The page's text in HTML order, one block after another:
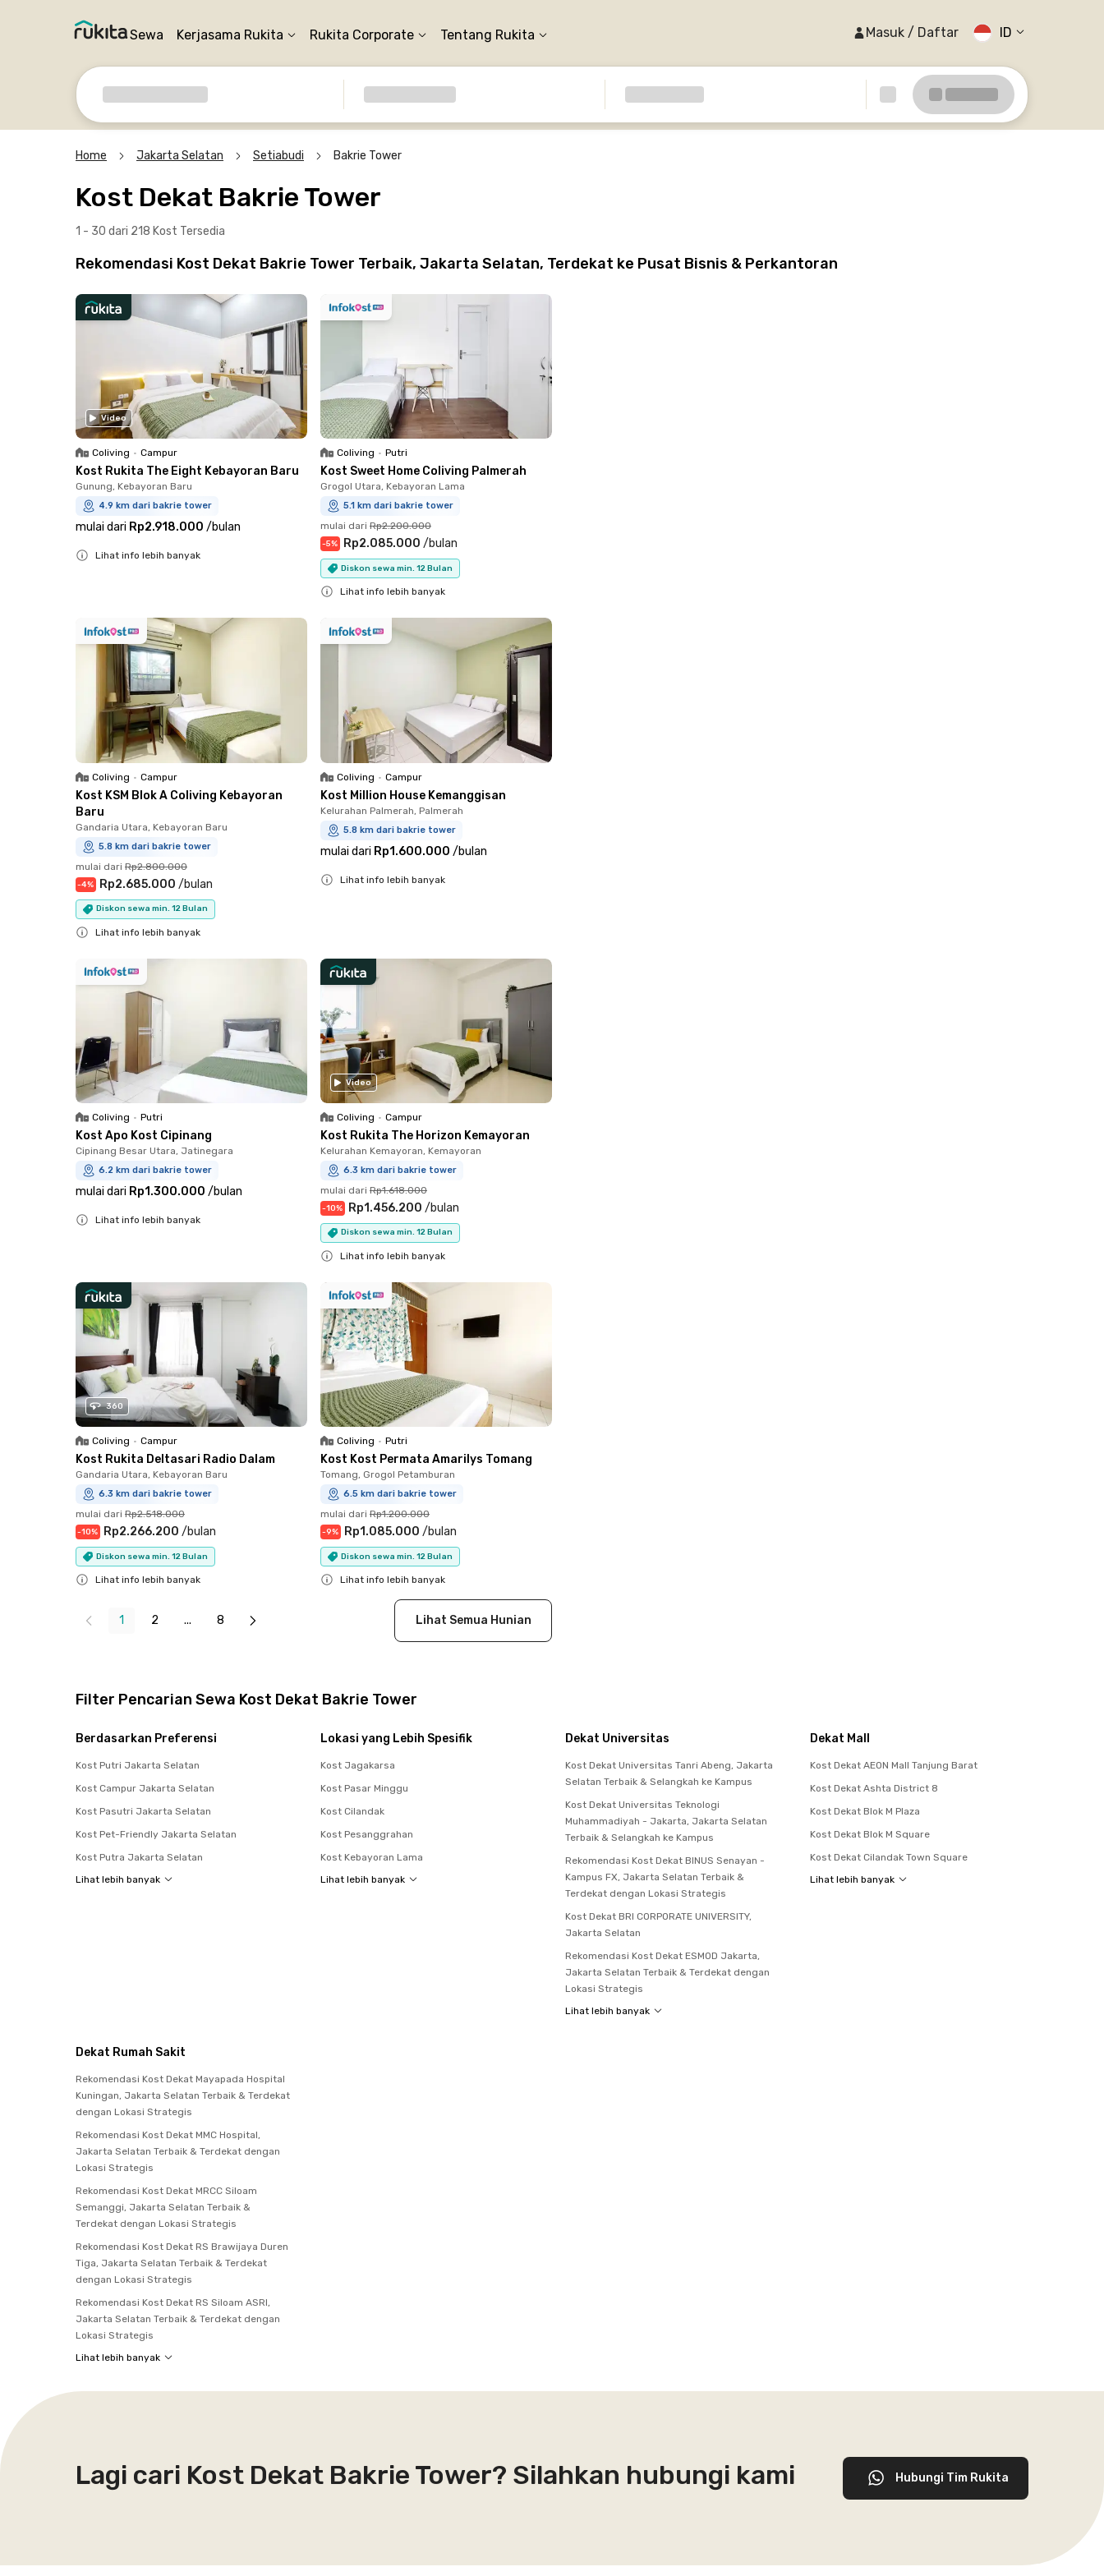
Sewa Kerjasama Rukita Rukita Corporate Tentang Rukita Masuk / Daftar ID
Home Jakarta Selatan Setiabudi Bakrie Tower
Kost Dekat Bakrie Tower
1 - 30 dari 218 Kost Tersedia
Rekomendasi Kost Dekat Bakrie Tower Terbaik, Jakarta Selatan, Terdekat ke Pusat Bisnis & Perkantoran
Video
Coliving • Campur
Kost Rukita The Eight Kebayoran Baru
Gunung, Kebayoran Baru
4.9 km dari bakrie tower
mulai dari Rp2.918.000 /bulan
Lihat info lebih banyak
Coliving • Putri
Kost Sweet Home Coliving Palmerah
Grogol Utara, Kebayoran Lama
5.1 km dari bakrie tower
mulai dari Rp2.200.000
-5% Rp2.085.000 /bulan
Diskon sewa min. 12 Bulan
Lihat info lebih banyak
Coliving • Campur
Kost KSM Blok A Coliving Kebayoran
Baru
Gandaria Utara, Kebayoran Baru
5.8 km dari bakrie tower
mulai dari Rp2.800.000
-4% Rp2.685.000 /bulan
Diskon sewa min. 12 Bulan
Lihat info lebih banyak
Coliving • Campur
Kost Million House Kemanggisan
Kelurahan Palmerah, Palmerah
5.8 km dari bakrie tower
mulai dari Rp1.600.000 /bulan
Lihat info lebih banyak
Coliving • Putri
Kost Apo Kost Cipinang
Cipinang Besar Utara, Jatinegara
6.2 km dari bakrie tower
mulai dari Rp1.300.000 /bulan
Lihat info lebih banyak
Video
Coliving • Campur
Kost Rukita The Horizon Kemayoran
Kelurahan Kemayoran, Kemayoran
6.3 km dari bakrie tower
mulai dari Rp1.618.000
-10% Rp1.456.200 /bulan
Diskon sewa min. 12 Bulan
Lihat info lebih banyak
360
Coliving • Campur
Kost Rukita Deltasari Radio Dalam
Gandaria Utara, Kebayoran Baru
6.3 km dari bakrie tower
mulai dari Rp2.518.000
-10% Rp2.266.200 /bulan
Diskon sewa min. 12 Bulan
Lihat info lebih banyak
Coliving • Putri
Kost Kost Permata Amarilys Tomang
Tomang, Grogol Petamburan
6.5 km dari bakrie tower
mulai dari Rp1.200.000
-9% Rp1.085.000 /bulan
Diskon sewa min. 12 Bulan
Lihat info lebih banyak
1 2 ... 8 Lihat Semua Hunian
Filter Pencarian Sewa Kost Dekat Bakrie Tower
Berdasarkan Preferensi
Kost Putri Jakarta Selatan
Kost Campur Jakarta Selatan
Kost Pasutri Jakarta Selatan
Kost Pet-Friendly Jakarta Selatan
Kost Putra Jakarta Selatan
Lihat lebih banyak
Lokasi yang Lebih Spesifik
Kost Jagakarsa
Kost Pasar Minggu
Kost Cilandak
Kost Pesanggrahan
Kost Kebayoran Lama
Lihat lebih banyak
Dekat Universitas
Kost Dekat Universitas Tanri Abeng, Jakarta
Selatan Terbaik & Selangkah ke Kampus
Kost Dekat Universitas Teknologi
Muhammadiyah - Jakarta, Jakarta Selatan
Terbaik & Selangkah ke Kampus
Rekomendasi Kost Dekat BINUS Senayan -
Kampus FX, Jakarta Selatan Terbaik &
Terdekat dengan Lokasi Strategis
Kost Dekat BRI CORPORATE UNIVERSITY,
Jakarta Selatan
Rekomendasi Kost Dekat ESMOD Jakarta,
Jakarta Selatan Terbaik & Terdekat dengan
Lokasi Strategis
Lihat lebih banyak
Dekat Mall
Kost Dekat AEON Mall Tanjung Barat
Kost Dekat Ashta District 8
Kost Dekat Blok M Plaza
Kost Dekat Blok M Square
Kost Dekat Cilandak Town Square
Lihat lebih banyak
Dekat Rumah Sakit
Rekomendasi Kost Dekat Mayapada Hospital
Kuningan, Jakarta Selatan Terbaik & Terdekat
dengan Lokasi Strategis
Rekomendasi Kost Dekat MMC Hospital,
Jakarta Selatan Terbaik & Terdekat dengan
Lokasi Strategis
Rekomendasi Kost Dekat MRCC Siloam
Semanggi, Jakarta Selatan Terbaik &
Terdekat dengan Lokasi Strategis
Rekomendasi Kost Dekat RS Brawijaya Duren
Tiga, Jakarta Selatan Terbaik & Terdekat
dengan Lokasi Strategis
Rekomendasi Kost Dekat RS Siloam ASRI,
Jakarta Selatan Terbaik & Terdekat dengan
Lokasi Strategis
Lihat lebih banyak
Lagi cari Kost Dekat Bakrie Tower? Silahkan hubungi kami Hubungi Tim Rukita